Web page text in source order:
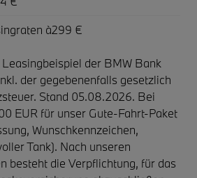
à299 €
der BMW Bank
der gegebenenfalls gesetzlich
Stand 05.08.2026. Bei
EUR für unser Gute-Fahrt-Paket
Wunschkennzeichen,
Tank). Nach unseren
besteht die Verpflichtung, für das